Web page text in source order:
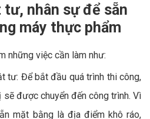
tư, nhân sự để sẵn
máy thực phẩm
những việc cần làm như:
tư: Để bắt đầu quá trình thi công,
được chuyển đến công trình. Vì
mặt bằng là địa điểm khô ráo,